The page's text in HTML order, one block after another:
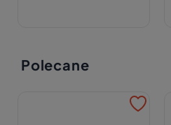
Polecane